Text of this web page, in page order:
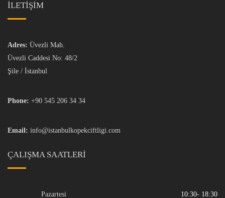
İLETİŞİM
Adres: Üvezli Mah.
Üvezli Caddesi No: 48/2
Şile / İstanbul
Phone: +90 545 206 34 34
Email: info@istanbulkopekciftligi.com
ÇALIŞMA SAATLERI
Pazartesi 10:30- 18:30